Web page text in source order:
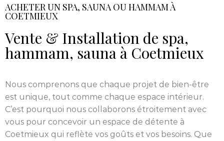
ACHETER UN SPA, SAUNA OU HAMMAM À
COETMIEUX
Vente & Installation de spa,
hammam, sauna à Coetmieux
Nous comprenons que chaque projet de bien-être
est unique, tout comme chaque espace intérieur.
C’est pourquoi nous collaborons étroitement avec
vous pour concevoir un espace de détente à
Coetmieux qui reflète vos goûts et vos besoins. Que